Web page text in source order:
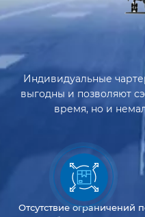
Индивидуальные
выгодны и позволяют
время, но и
Отсутствиеограничений